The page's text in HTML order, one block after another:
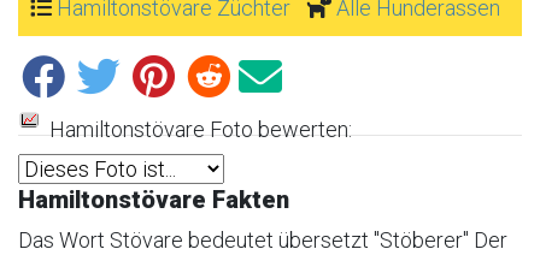
Hamiltonstövare Züchter
Alle Hunderassen
Hamiltonstövare Foto bewerten:
Hamiltonstövare Fakten
Das Wort Stövare bedeutet übersetzt "Stöberer" Der